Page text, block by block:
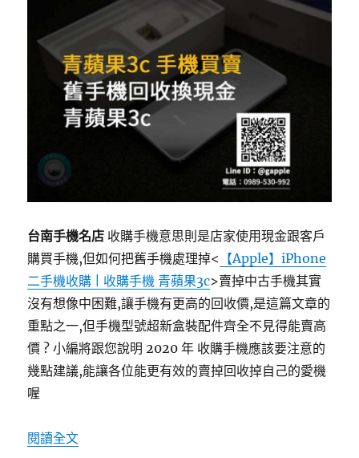
台南手機名店 收購手機意思則是店家使用現金跟客戶
購買手機,但如何把舊手機處理掉<
【Apple】iPhone
二手機收購 | 收購手機 青蘋果3c>賣掉中古手機其實
沒有想像中困難,讓手機有更高的回收價,是這篇文章的
重點之一,但手機型號超新盒裝配件齊全不見得能賣高
價 ? 小編將跟您說明 2020 年 收購手機應該要注意的
幾點建議,能讓各位能更有效的賣掉回收掉自己的愛機
喔
閱讀全文〈台南手機名店-舊手機快速換現金推薦青蘋果3c